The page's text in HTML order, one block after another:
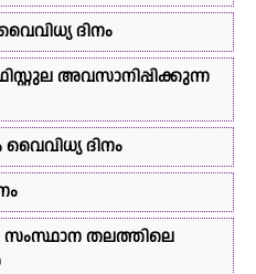
ദിനം
അവസാനിപ്പിക്കുന്ന
ദിനം
തലത്തിലെ